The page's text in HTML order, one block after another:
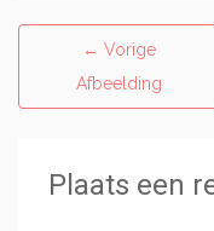
← Vorige
Afbeelding
Plaats een